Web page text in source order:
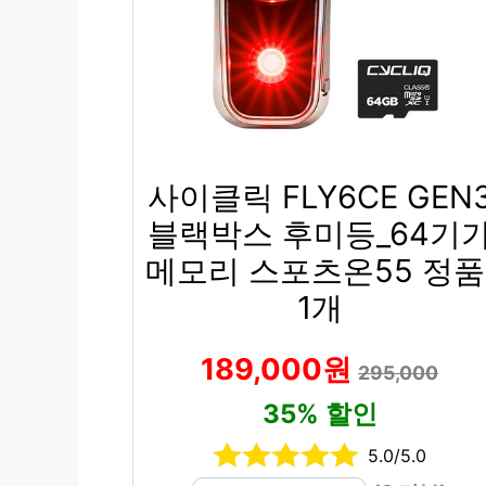
사이클릭 FLY6CE
블랙박스 후미등_64기
메모리 스포츠온55 정
1개
189,000원 295,000
35% 할인
5.0/5.0